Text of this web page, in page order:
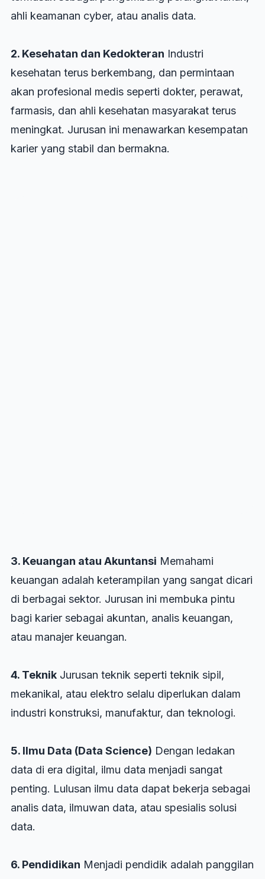
ahli keamanan cyber, atau analis data.
2. Kesehatan dan Kedokteran Industri
kesehatan terus berkembang, dan permintaan
akan profesional medis seperti dokter, perawat,
farmasis, dan ahli kesehatan masyarakat terus
meningkat. Jurusan ini menawarkan kesempatan
karier yang stabil dan bermakna.
3. Keuangan atau Akuntansi Memahami
keuangan adalah keterampilan yang sangat dicari
di berbagai sektor. Jurusan ini membuka pintu
bagi karier sebagai akuntan, analis keuangan,
atau manajer keuangan.
4. TeknikJurusan teknik seperti teknik sipil,
mekanikal, atau elektro selalu diperlukan dalam
industri konstruksi, manufaktur, dan teknologi.
5. Ilmu Data (Data Science) Dengan ledakan
data di era digital, ilmu data menjadi sangat
penting. Lulusan ilmu data dapat bekerja sebagai
analis data, ilmuwan data, atau spesialis solusi
data.
6. Pendidikan Menjadi pendidik adalah panggilan